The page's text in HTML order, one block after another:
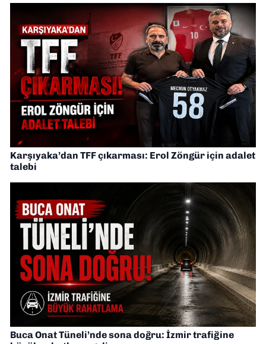
Karşıyaka’dan TFF çıkarması: Erol Zöngür için adalet
talebi
Buca Onat Tüneli’nde sona doğru: İzmir trafiğine